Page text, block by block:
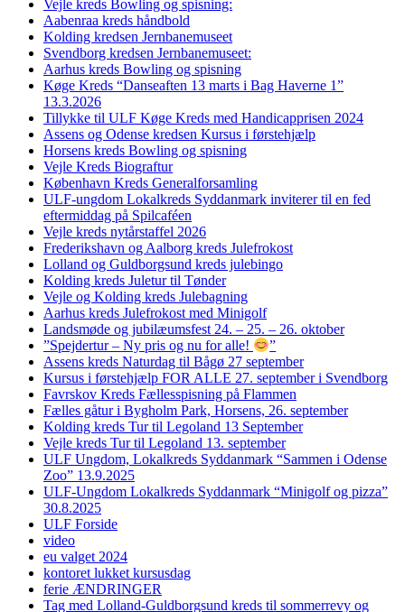
Vejle kreds Bowling og spisning:
Aabenraa kreds håndbold
Kolding kredsen Jernbanemuseet
Svendborg kredsen Jernbanemuseet:
Aarhus kreds Bowling og spisning
Køge Kreds “Danseaften 13 marts i Bag Haverne 1”
13.3.2026
Tillykke til ULF Køge Kreds med Handicapprisen 2024
Assens og Odense kredsen Kursus i førstehjælp
Horsens kreds Bowling og spisning
Vejle Kreds Biograftur
København Kreds Generalforsamling
ULF-ungdom Lokalkreds Syddanmark inviterer til en fed
eftermiddag på Spilcaféen
Vejle kreds nytårstaffel 2026
Frederikshavn og Aalborg kreds Julefrokost
Lolland og Guldborgsund kreds julebingo
Kolding kreds Juletur til Tønder
Vejle og Kolding kreds Julebagning
Aarhus kreds Julefrokost med Minigolf
Landsmøde og jubilæumsfest 24. – 25. – 26. oktober
”Spejdertur – Ny pris og nu for alle!
”
Assens kreds Naturdag til Bågø 27 september
Kursus i førstehjælp FOR ALLE 27. september i Svendborg
Favrskov Kreds Fællesspisning på Flammen
Fælles gåtur i Bygholm Park, Horsens, 26. september
Kolding kreds Tur til Legoland 13 September
Vejle kreds Tur til Legoland 13. september
ULF Ungdom, Lokalkreds Syddanmark “Sammen i Odense
Zoo” 13.9.2025
ULF-Ungdom Lokalkreds Syddanmark “Minigolf og pizza”
30.8.2025
ULF Forside
video
eu valget 2024
kontoret lukket kursusdag
ferie ÆNDRINGER
Tag med Lolland-Guldborgsund kreds til sommerrevy og